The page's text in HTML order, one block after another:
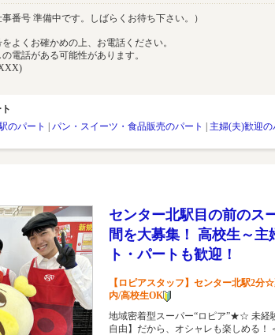
事番号 準備中です。しばらくお待ち下さい。）
よくお確かめの上、お電話ください。
電話がある可能性があります。
のパート パン・スイーツ・食品販売のパート 主婦(夫)歓迎の
センター北駅目の前のス
間を大募集！ 高校生～
ト・パートも歓迎！
【ロピアスタッフ】センター北駅2
内/高校生OK
地域密着型スーパー“ロピア”★☆ 未経
自由】だから、オシャレも楽しめる